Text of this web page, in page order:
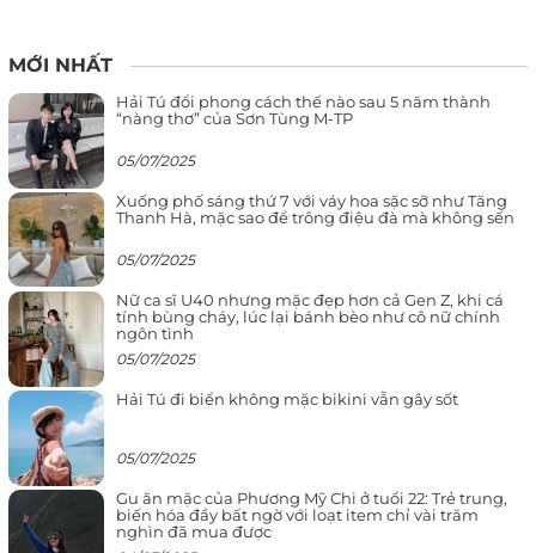
MỚI NHẤT
Hải Tú đổi phong cách thế nào sau 5 năm thành
“nàng thơ” của Sơn Tùng M-TP
05/07/2025
Xuống phố sáng thứ 7 với váy hoa sặc sỡ như Tăng
Thanh Hà, mặc sao để trông điệu đà mà không sến
05/07/2025
Nữ ca sĩ U40 nhưng mặc đẹp hơn cả Gen Z, khi cá
tính bùng cháy, lúc lại bánh bèo như cô nữ chính
ngôn tình
05/07/2025
Hải Tú đi biển không mặc bikini vẫn gây sốt
05/07/2025
Gu ăn mặc của Phương Mỹ Chi ở tuổi 22: Trẻ trung,
biến hóa đầy bất ngờ với loạt item chỉ vài trăm
nghìn đã mua được